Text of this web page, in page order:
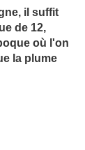
il suffit
de 12,
où l'on
la plume